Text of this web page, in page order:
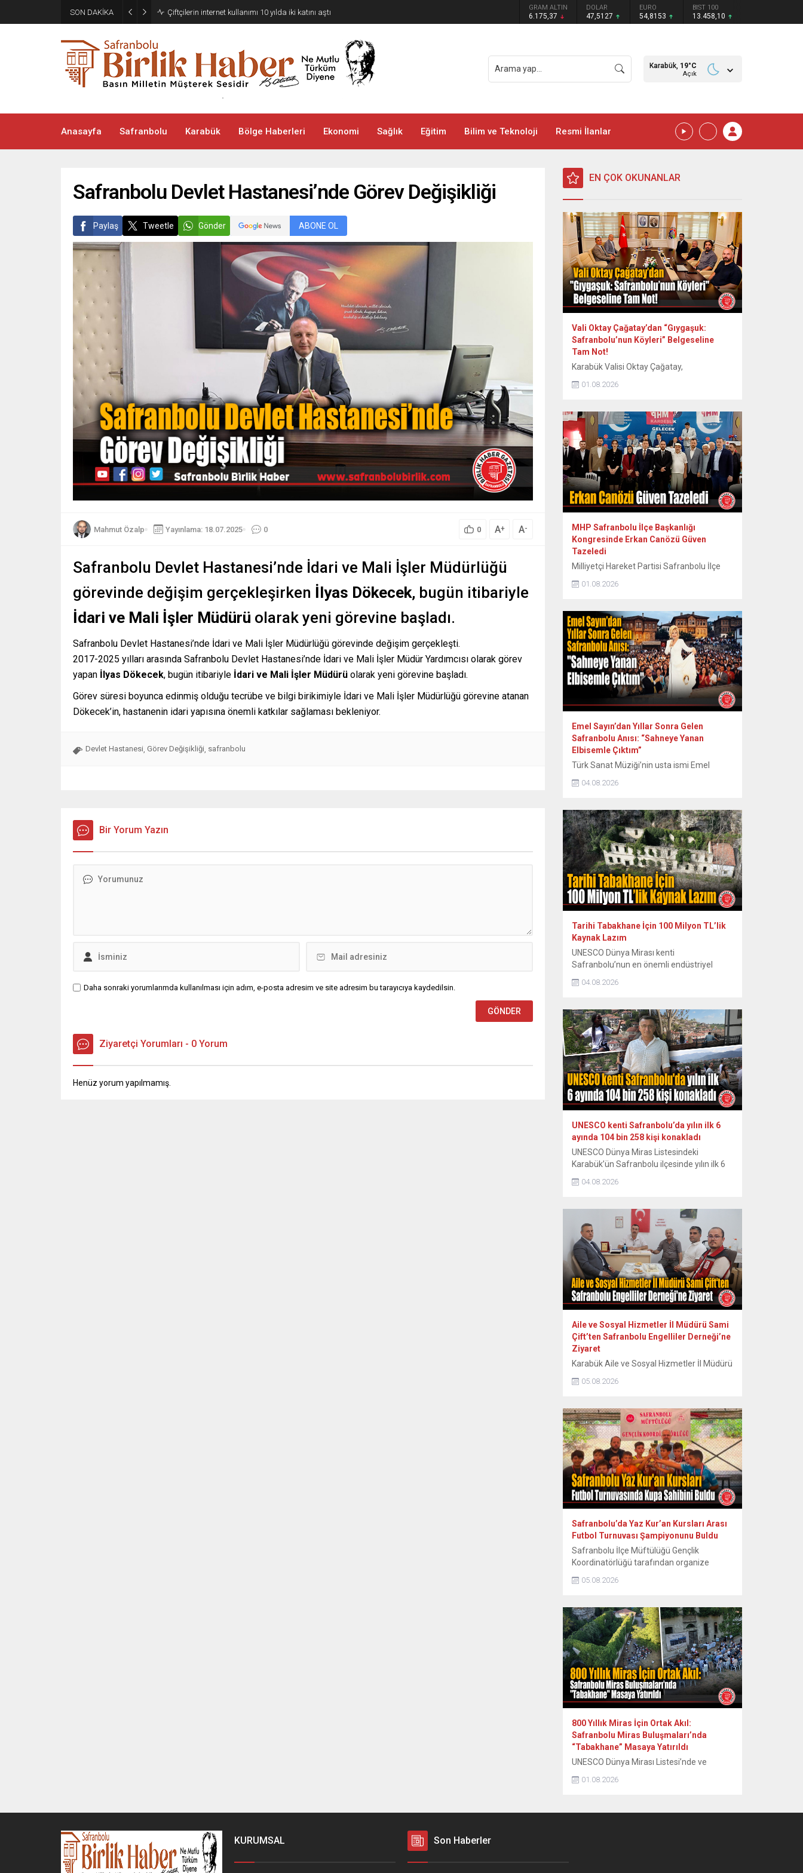
SON DAKİKA Çiftçilerin internet kullanımı 10 yılda iki katını aştı GRAM ALTIN
6.175,37
DOLAR
47,5127
EURO
54,8153
BIST 100
13.458,10
Karabük, 19°C
Açık
Anasayfa Safranbolu Karabük Bölge Haberleri Ekonomi Sağlık Eğitim Bilim ve Teknoloji Resmi İlanlar
Safranbolu Devlet Hastanesi’nde Görev Değişikliği
Paylaş Tweetle Gönder ABONE OL
Mahmut Özalp Yayınlama: 18.07.2025 0 0 A+ A-
Safranbolu Devlet Hastanesi’nde İdari ve Mali İşler Müdürlüğü
görevinde değişim gerçekleşirken İlyas Dökecek, bugün itibariyle
İdari ve Mali İşler Müdürü olarak yeni görevine başladı.
Safranbolu Devlet Hastanesi’nde İdari ve Mali İşler Müdürlüğü görevinde değişim gerçekleşti.
2017-2025 yılları arasında Safranbolu Devlet Hastanesi’nde İdari ve Mali İşler Müdür Yardımcısı olarak görev
yapan İlyas Dökecek, bugün itibariyle İdari ve Mali İşler Müdürü olarak yeni görevine başladı.
Görev süresi boyunca edinmiş olduğu tecrübe ve bilgi birikimiyle İdari ve Mali İşler Müdürlüğü görevine atanan
Dökecek’in, hastanenin idari yapısına önemli katkılar sağlaması bekleniyor.
Devlet Hastanesi, Görev Değişikliği, safranbolu
Bir Yorum Yazın
Daha sonraki yorumlarımda kullanılması için adım, e-posta adresim ve site adresim bu tarayıcıya kaydedilsin.
Ziyaretçi Yorumları - 0 Yorum
Henüz yorum yapılmamış.
EN ÇOK OKUNANLAR
Vali Oktay Çağatay’dan “Gıygaşuk:
Safranbolu’nun Köyleri” Belgeseline
Tam Not!
Karabük Valisi Oktay Çağatay,
somut olmayan kültürel mirasını kayıt
Köyleri” adlı uzun metraj belgesel filmini
izledi. Vali Oktay Çağatay, Vali Yardımcıları
Erol Özkan ve Kerem Süleyman Yüksel ile
birlikte özel gösterime katıldı. Etkinlikte
ayrıca Safranbolu Alan Başkanı Cemil
Belder, Kültürel Miras...
01.08.2026
MHP Safranbolu İlçe Başkanlığı
Kongresinde Erkan Canözü Güven
Tazeledi
Milliyetçi Hareket Partisi Safranbolu İlçe
aday olarak seçime giren mevcut başkan
yeniden başkan seçildi. MHP Safranbolu
İlçe Teşkilatının 15. Olağan Kongresi, Sunal
Tülbentçi Öğretmenevi’nde yoğun bir
katılımla gerçekleştirildi. Kongreye tek liste
ile giren mevcut İlçe Başkanı Erkan
Canözü, delegelerin güvenini...
01.08.2026
Emel Sayın’dan Yıllar Sonra Gelen
Safranbolu Anısı: “Sahneye Yanan
Elbisemle Çıktım”
Türk Sanat Müziği’nin usta ismi Emel
Sayın, 90’lı yılların başında Safranbolu’da
verdiği konserde sahne kostümünün
zor anları ve sonrasındaki renkli diyalogları
yıllar sonra paylaştı. Dönemin Safranbolu
Belediye Başkanı Mustafa Eren’in davetiyle
konser vermek üzere Safranbolu’ya gelen
ünlü sanatçı Emel Sayın, konakladığı tarihi
konakta sahne hazırlığı yaparken...
04.08.2026
Tarihi Tabakhane İçin 100 Milyon TL’lik
Kaynak Lazım
UNESCO Dünya Mirası kenti
Safranbolu’nun en önemli endüstriyel
Tabakhane Binası’nın rölöve, restitüsyon
Kurulu tarafından onaylandı. Yapının ayağa
kaldırılması için onaylı proje hazır
tutulurken, 80 ila 100 milyon TL’yi bulan
restorasyon maliyeti için kaynak arayışları
hız kazandı. Safranbolu Belediyesi Kültürel
Miras...
04.08.2026
UNESCO kenti Safranbolu’da yılın ilk 6
ayında 104 bin 258 kişi konakladı
UNESCO Dünya Miras Listesindeki
Karabük’ün Safranbolu ilçesinde yılın ilk 6
yüzde 7,1 artış yaşanırken, yabancı turist
Osmanlı döneminden kalma han, hamam,
cami, çeşme, köprü ve geleneksel
konaklarıyla her yıl yüz binlerce ziyaretçiyi
ağırlayan tarihi ilçede yılın ilk yarısındaki
verilere...
04.08.2026
Aile ve Sosyal Hizmetler İl Müdürü Sami
Çift’ten Safranbolu Engelliler Derneği’ne
Ziyaret
Karabük Aile ve Sosyal Hizmetler İl Müdürü
Safranbolu Engelliler Derneği’ni ziyaret
ihtiyaçlarını dinledi. Karabük Aile ve Sosyal
Hizmetler İl Müdürlüğü görevine atanan İl
Müdürü Sami Çift, İl Müdür Yardımcısı
Faruk Bey ve Harun Bey’den oluşan heyetle
birlikte Safranbolu Engelliler Derneği’ne...
05.08.2026
Safranbolu’da Yaz Kur’an Kursları Arası
Futbol Turnuvası Şampiyonunu Buldu
Safranbolu İlçe Müftülüğü Gençlik
Koordinatörlüğü tarafından organize
edilen Yaz Kur’an Kursları Arası Futbol
Turnuvası, heyecan dolu final
Müftülüğü Gençlik Koordinatörlüğü
tarafından yaz dönemi kurslarına katılan
öğrencilere yönelik düzenlenen Futbol
Turnuvası, oynanan final müsabakasının
ardından tamamlandı. Yaz boyunca süren
eğitimlerin yanı sıra öğrencilerin sosyal ve
sportif...
05.08.2026
800 Yıllık Miras İçin Ortak Akıl:
Safranbolu Miras Buluşmaları’nda
“Tabakhane” Masaya Yatırıldı
UNESCO Dünya Mirası Listesi’nde ve
tarihi kent Safranbolu’da, kentin tarihsel ve
01.08.2026
KURUMSAL Son Haberler